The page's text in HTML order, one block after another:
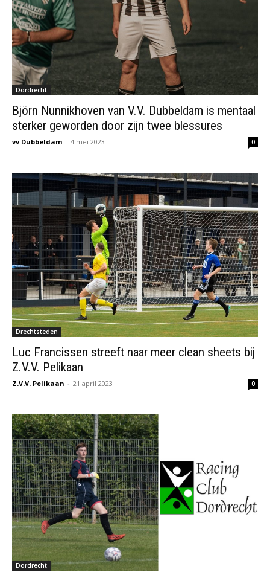
Dordrecht
Björn Nunnikhoven van V.V. Dubbeldam is mentaal
sterker geworden door zijn twee blessures
vv Dubbeldam - 4 mei 2023 0
Drechtsteden
Luc Francissen streeft naar meer clean sheets bij
Z.V.V. Pelikaan
Z.V.V. Pelikaan - 21 april 2023 0
Dordrecht